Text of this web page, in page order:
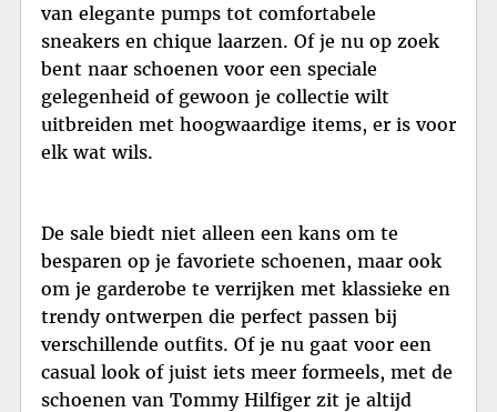
van elegante pumps tot comfortabele
sneakers en chique laarzen. Of je nu op zoek
bent naar schoenen voor een speciale
gelegenheid of gewoon je collectie wilt
uitbreiden met hoogwaardige items, er is voor
elk wat wils.
De sale biedt niet alleen een kans om te
besparen op je favoriete schoenen, maar ook
om je garderobe te verrijken met klassieke en
trendy ontwerpen die perfect passen bij
verschillende outfits. Of je nu gaat voor een
casual look of juist iets meer formeels, met de
schoenen van Tommy Hilfiger zit je altijd